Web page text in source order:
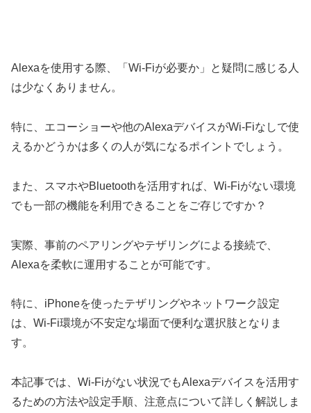
Alexaを使用する際、「Wi-Fiが必要か」と疑問に感じる人
は少なくありません。
特に、エコーショーや他のAlexaデバイスがWi-Fiなしで使
えるかどうかは多くの人が気になるポイントでしょう。
また、スマホやBluetoothを活用すれば、Wi-Fiがない環境
でも一部の機能を利用できることをご存じですか？
実際、事前のペアリングやテザリングによる接続で、
Alexaを柔軟に運用することが可能です。
特に、iPhoneを使ったテザリングやネットワーク設定
は、Wi-Fi環境が不安定な場面で便利な選択肢となりま
す。
本記事では、Wi-Fiがない状況でもAlexaデバイスを活用す
るための方法や設定手順、注意点について詳しく解説しま